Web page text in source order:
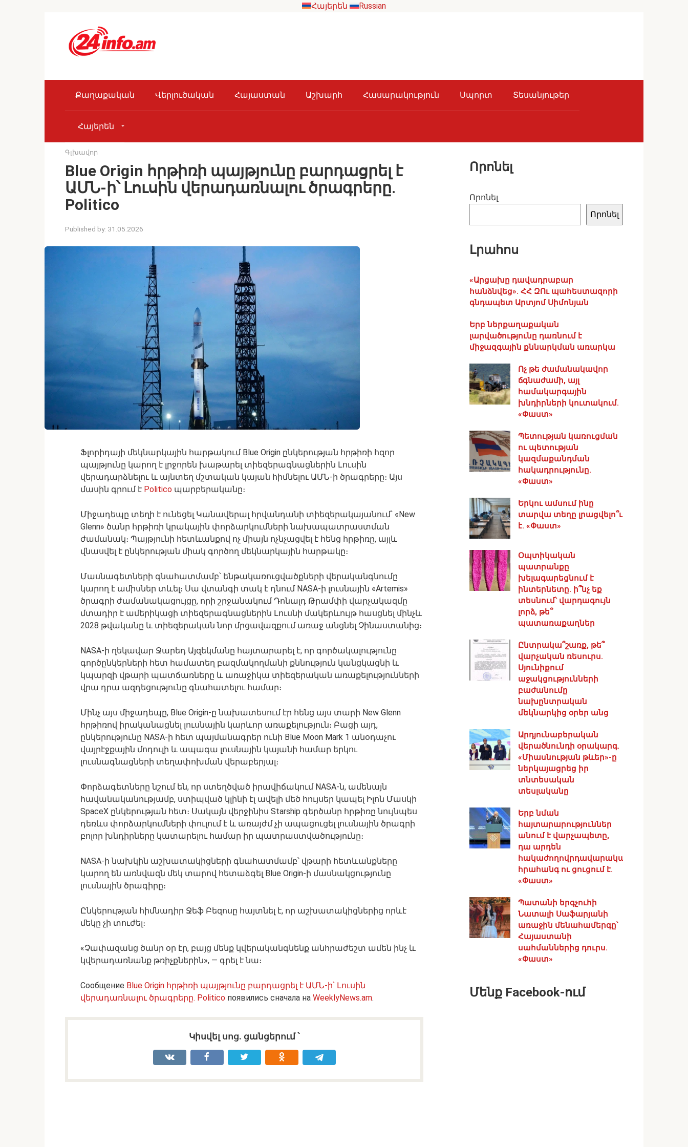
Հայերեն Russian
Քաղաքական Վերլուծական Հայաստան Աշխարհ Հասարակություն Սպորտ Տեսանյութեր
Հայերեն
Գլխավոր
Blue Origin հրթիռի պայթյունը բարդացրել է
ԱՄՆ-ի՝ Լուսին վերադառնալու ծրագրերը․
Politico
Published by: 31.05.2026
Ֆլորիդայի մեկնարկային հարթակում Blue Origin ընկերության հրթիռի հզոր
պայթյունը կարող է լրջորեն խաթարել տիեզերագնացներին Լուսին
վերադարձնելու և այնտեղ մշտական կայան հիմնելու ԱՄՆ-ի ծրագրերը։ Այս
մասին գրում է Politico պարբերականը։
Միջադեպը տեղի է ունեցել Կանավերալ հրվանդանի տիեզերակայանում՝ «New
Glenn» ծանր հրթիռի կրակային փորձարկումների նախապատրաստման
ժամանակ։ Պայթյունի հետևանքով ոչ միայն ոչնչացվել է հենց հրթիռը, այլև
վնասվել է ընկերության միակ գործող մեկնարկային հարթակը։
Մասնագետների գնահատմամբ՝ ենթակառուցվածքների վերականգնումը
կարող է ամիսներ տևել։ Սա վտանգի տակ է դնում NASA-ի լուսնային «Artemis»
ծրագրի ժամանակացույցը, որի շրջանակում Դոնալդ Թրամփի վարչակազմը
մտադիր է ամերիկացի տիեզերագնացներին Լուսնի մակերևույթ հասցնել մինչև
2028 թվականը և տիեզերական նոր մրցավազքում առաջ անցնել Չինաստանից։
NASA-ի ղեկավար Ջարեդ Այզեկմանը հայտարարել է, որ գործակալությունը
գործընկերների հետ համատեղ բազմակողմանի քննություն կանցկացնի և
կպարզի վթարի պատճառները և առաջիկա տիեզերական առաքելությունների
վրա դրա ազդեցությունը գնահատելու համար։
Մինչ այս միջադեպը, Blue Origin-ը նախատեսում էր հենց այս տարի New Glenn
հրթիռով իրականացնել լուսնային կարևոր առաքելություն։ Բացի այդ,
ընկերությունը NASA-ի հետ պայմանագրեր ունի Blue Moon Mark 1 անօդաչու
վայրէջքային մոդուլի և ապագա լուսնային կայանի համար երկու
լուսնագնացների տեղափոխման վերաբերյալ։
Փորձագետները նշում են, որ ստեղծված իրավիճակում NASA-ն, ամենայն
հավանականությամբ, ստիպված կլինի էլ ավելի մեծ հույսեր կապել Իլոն Մասկի
SpaceX ընկերության հետ։ Սակայն վերջինիս Starship գերծանր հրթիռը նույնպես
դեռևս փորձարկումների փուլում է և առայժմ չի ապացուցել լուսնային ծրագրի
բոլոր խնդիրները կատարելու համար իր պատրաստվածությունը։
NASA-ի նախկին աշխատակիցների գնահատմամբ՝ վթարի հետևանքները
կարող են առնվազն մեկ տարով հետաձգել Blue Origin-ի մասնակցությունը
լուսնային ծրագիրը։
Ընկերության հիմնադիր Ջեֆ Բեզոսը հայտնել է, որ աշխատակիցներից որևէ
մեկը չի տուժել։
«Չափազանց ծանր օր էր, բայց մենք կվերականգնենք անհրաժեշտ ամեն ինչ և
կվերադառնանք թռիչքներին», — գրել է նա։
Сообщение Blue Origin հրթիռի պայթյունը բարդացրել է ԱՄՆ-ի՝ Լուսին
վերադառնալու ծրագրերը․ Politico появились сначала на WeeklyNews.am.
Կիսվել սոց․ ցանցերում ՝
Որոնել
Որոնել
Որոնել
Լրահոս
«Արցախը դավադրաբար
հանձնվեց». ՀՀ ԶՈւ պահեստազորի
գնդապետ Արտյոմ Սիմոնյան
Երբ ներքաղաքական
լարվածությունը դառնում է
միջազգային քննարկման առարկա
Ոչ թե ժամանակավոր
ճգնաժամի, այլ
համակարգային
խնդիրների կուտակում.
«Փաստ»
Պետության կառուցման
ու պետության
կազմաքանդման
հակադրությունը.
«Փաստ»
Երկու ամսում ինը
տարվա տեղը լրացվելո՞ւ
է. «Փաստ»
Օպտիկական
պատրանքը
խելագարեցնում է
ինտերնետը. ի՞նչ եք
տեսնում՝ վարդագույն
լորձ, թե՞
պատառաքաղներ
Ընտրակա՞շառք, թե՞
վարչական ռեսուրս․
Սյունիքում
աջակցությունների
բաժանումը
նախընտրական
մեկնարկից օրեր անց
Արդյունաբերական
վերածնունդի օրակարգ․
«Միասնության թևեր»-ը
ներկայացրեց իր
տնտեսական
տեսլականը
Երբ նման
հայտարարություններ
անում է վարչապետը,
դա արդեն
հակաժողովրդավարական
հրահանգ ու ցուցում է.
«Փաստ»
Պատանի երգչուհի
Նատալի Սաֆարյանի
առաջին մենահամերգը՝
Հայաստանի
սահմաններից դուրս.
«Փաստ»
Մենք Facebook-ում